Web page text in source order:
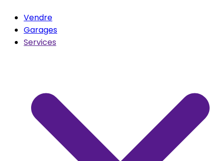
Vendre
Garages
Services